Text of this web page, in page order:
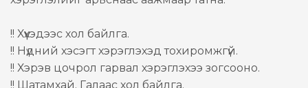
!! Хүүхэдээс хол байлга.
!! Нүдний хэсэгт хэрэглэхэд тохиромжгүй.
!! Хэрэв цочрол гарвал хэрэглэхээ зогсооно.
!! Шатамхай. Галаас хол байлга.